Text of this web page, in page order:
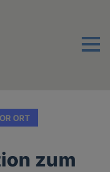
Menu
ORT
zum